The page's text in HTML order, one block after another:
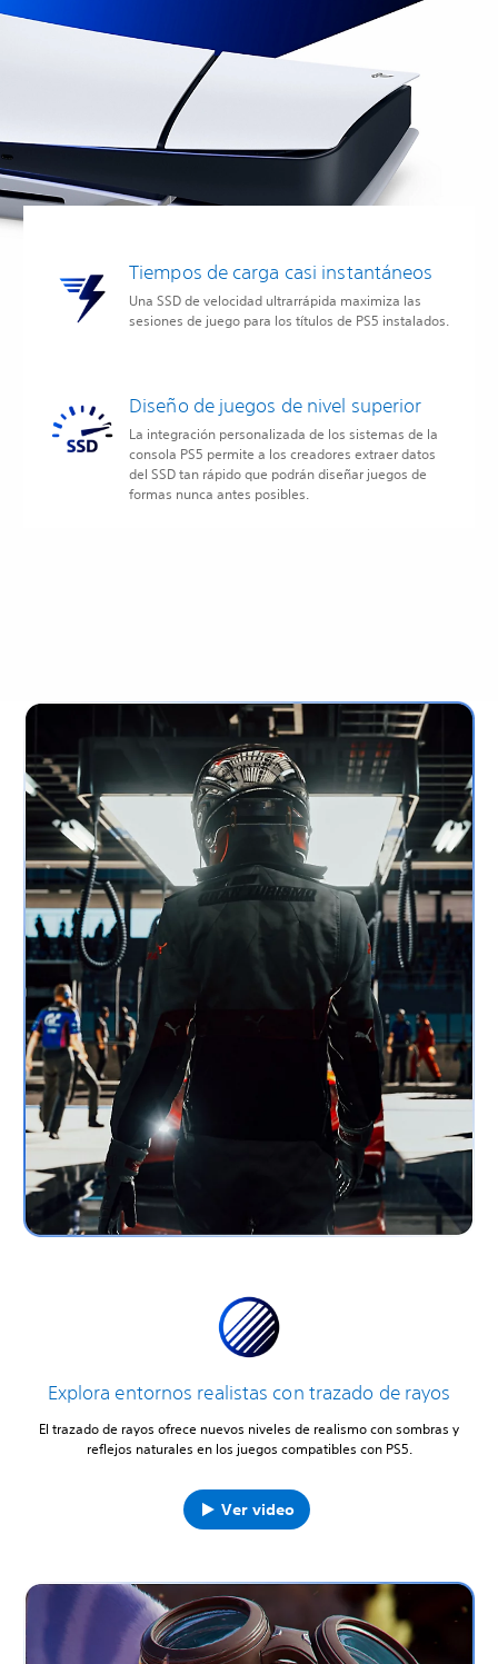
Tiempos de carga casi instantáneos
Una SSD de velocidad ultrarrápida maximiza las
sesiones de juego para los títulos de PS5 instalados.
Diseño de juegos de nivel superior
La integración personalizada de los sistemas de la
consola PS5 permite a los creadores extraer datos
del SSD tan rápido que podrán diseñar juegos de
formas nunca antes posibles.
Explora entornos realistas con trazado de rayos
El trazado de rayos ofrece nuevos niveles de realismo con sombras y
reflejos naturales en los juegos compatibles con PS5.
Ver video